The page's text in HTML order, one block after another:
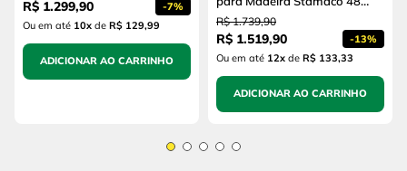
R$ 1.299,90 -7%
Ou em até 10x de R$ 129,99
ADICIONAR AO CARRINHO
Dentes
R$ 1.739,90
R$ 1.519,90 -13%
Ou em até 12x de R$ 133,33
ADICIONAR AO CARRINHO